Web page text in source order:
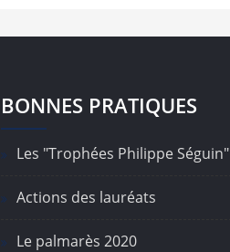
BONNES PRATIQUES
Les "Trophées Philippe Séguin"
Actions des lauréats
Le palmarès 2020